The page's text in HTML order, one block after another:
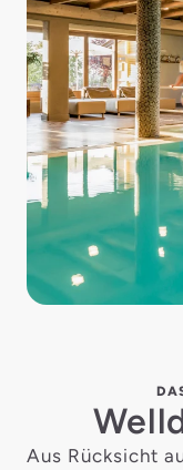
Aus Rücksicht